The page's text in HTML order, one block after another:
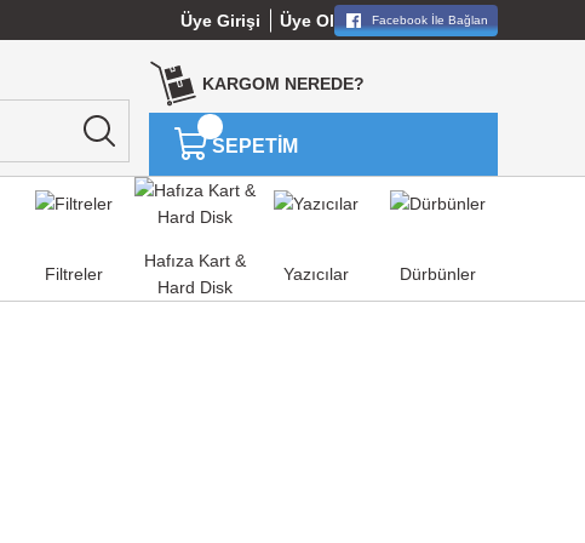
Üye Girişi Üye Ol Facebook İle Bağlan
KARGOM NEREDE?
SEPETİM
Filtreler
Hafıza Kart &
Hard Disk
Yazıcılar Dürbünler